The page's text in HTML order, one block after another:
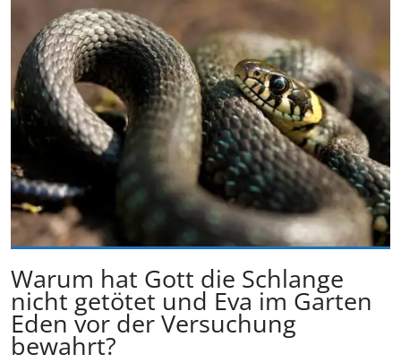
Warum hat Gott die Schlange
nicht getötet und Eva im Garten
Eden vor der Versuchung
bewahrt?